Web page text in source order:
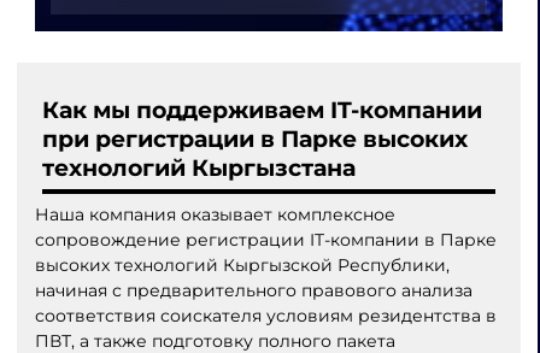
Как мы поддерживаем IT-компании
при регистрации в Парке высоких
технологий Кыргызстана
Наша компания оказывает комплексное
сопровождение регистрации IT-компании в Парке
высоких технологий Кыргызской Республики,
начиная с предварительного правового анализа
соответствия соискателя условиям резидентства в
ПВТ, а также подготовку полного пакета